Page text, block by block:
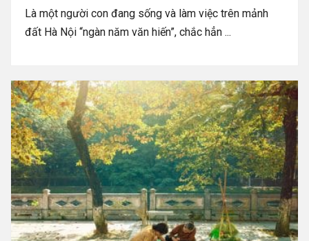
Là một người con đang sống và làm việc trên mảnh
đất Hà Nội “ngàn năm văn hiến”, chắc hẳn ...